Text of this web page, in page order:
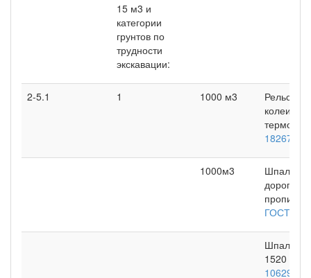
15 м3 и
категории
грунтов по
трудности
экскавации:
2-5.1 1 1000 м3
Рельсы
колеи
18267-82
1000м3
Шпалы
дорог
ГОСТ 78-
Шпалы
1520 мм
10629-88